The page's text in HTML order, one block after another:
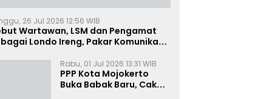
26 Jul 2026 12:56 WIB
Wartawan, LSM dan Pengamat
Londo Ireng, Pakar Komunikasi:
Rabu, 01 Jul 2026 13:31 WIB
PPP Kota Mojokerto
Buka Babak Baru, Cak